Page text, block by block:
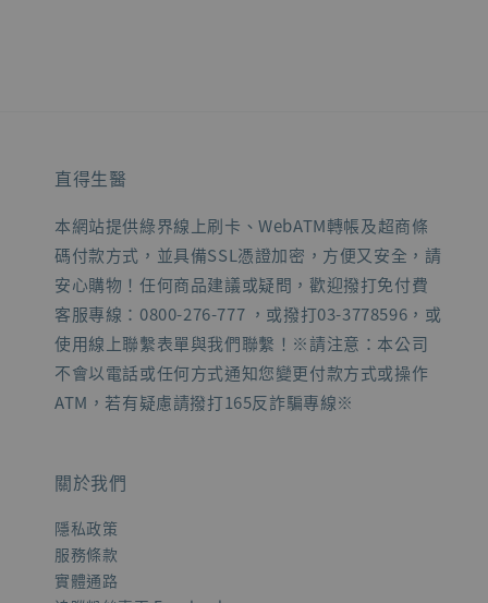
直得生醫
本網站提供綠界線上刷卡、WebATM轉帳及超商條
碼付款方式，並具備SSL憑證加密，方便又安全，請
安心購物！任何商品建議或疑問，歡迎撥打免付費
客服專線：0800-276-777 ，或撥打03-3778596，或
使用線上聯繫表單與我們聯繫！※請注意：本公司
不會以電話或任何方式通知您變更付款方式或操作
ATM，若有疑慮請撥打165反詐騙專線※
關於我們
隱私政策
服務條款
實體通路